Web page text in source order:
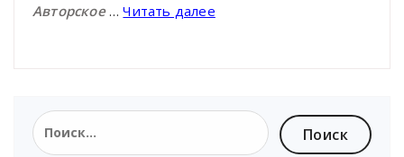
Авторское …Читать далее
Найти: